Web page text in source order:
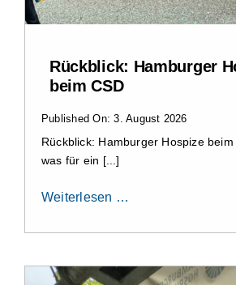
Rückblick: Hamburger
beim CSD
Published On: 3. August 2026
Rückblick: Hamburger Hospize beim
was für ein [...]
Weiterlesen …